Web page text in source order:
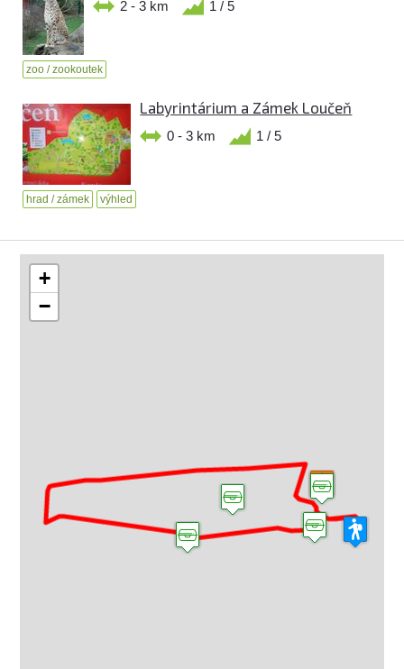
2 - 3 km 1 / 5
zoo / zookoutek
Labyrintárium a Zámek Loučeň
0 - 3 km 1 / 5
hrad / zámek výhled
+
−